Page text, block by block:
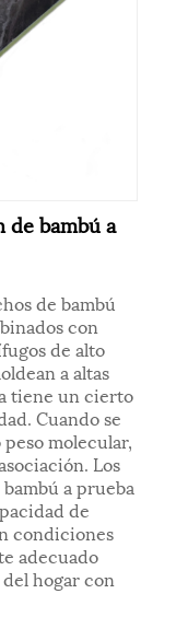
de bambú a
de bambú
con
de alto
a altas
tiene un cierto
Cuando se
molecular,
Los
a prueba
de
condiciones
adecuado
hogar con